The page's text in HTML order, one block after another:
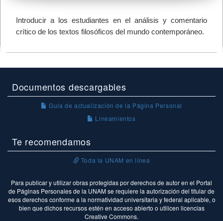
Introducir a los estudiantes en el análisis y comentario
crítico de los textos filosóficos del mundo contemporáneo.
Documentos descargables
Guía de actualización de la Página Personal
Lineamientos
Te recomendamos
Toda la UNAM en línea
Para publicar y utilizar obras protegidas por derechos de autor en el Portal
de Páginas Personales de la UNAM se requiere la autorización del titular de
esos derechos conforme a la normatividad universitaria y federal aplicable, o
bien que dichos recursos estén en acceso abierto o utilicen licencias
Creative Commons.